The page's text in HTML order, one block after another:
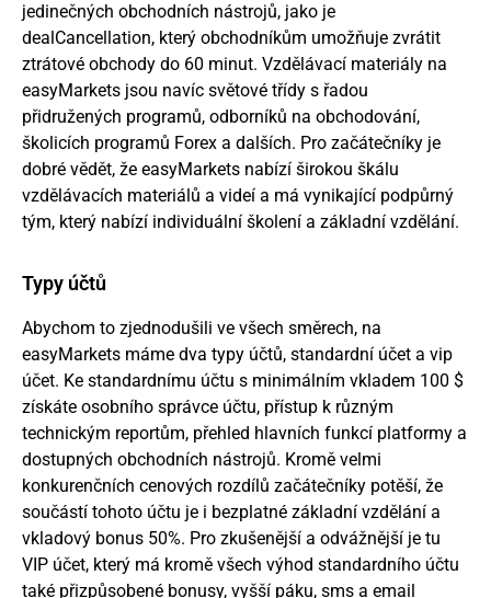
jedinečných obchodních nástrojů, jako je
dealCancellation, který obchodníkům umožňuje zvrátit
ztrátové obchody do 60 minut. Vzdělávací materiály na
easyMarkets jsou navíc světové třídy s řadou
přidružených programů, odborníků na obchodování,
školicích programů Forex a dalších. Pro začátečníky je
dobré vědět, že easyMarkets nabízí širokou škálu
vzdělávacích materiálů a videí a má vynikající podpůrný
tým, který nabízí individuální školení a základní vzdělání.
Typy účtů
Abychom to zjednodušili ve všech směrech, na
easyMarkets máme dva typy účtů, standardní účet a vip
účet. Ke standardnímu účtu s minimálním vkladem 100 $
získáte osobního správce účtu, přístup k různým
technickým reportům, přehled hlavních funkcí platformy a
dostupných obchodních nástrojů. Kromě velmi
konkurenčních cenových rozdílů začátečníky potěší, že
součástí tohoto účtu je i bezplatné základní vzdělání a
vkladový bonus 50%. Pro zkušenější a odvážnější je tu
VIP účet, který má kromě všech výhod standardního účtu
také přizpůsobené bonusy, vyšší páku, sms a email